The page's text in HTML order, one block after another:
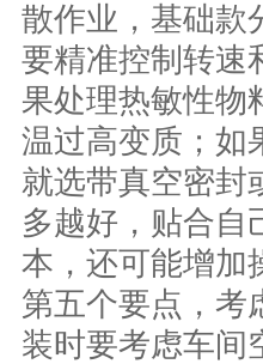
散作业，基础款
要精准控制转速
果处理热敏性物
温过高变质；如
就选带真空密封
多越好，贴合自
本，还可能增加
第五个要点，考
装时要考虑车间